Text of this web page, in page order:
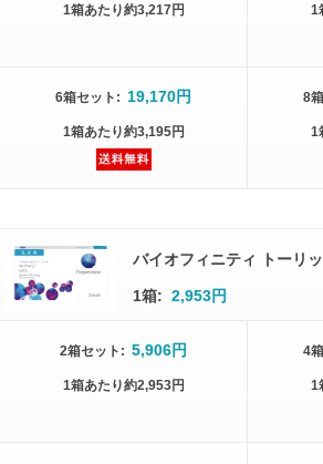
1箱あたり約3,217円 1
6箱セット : 19,170円
1箱あたり約3,195円
8箱
1
バイオフィニティ トーリ
1箱: 2,953円
2箱セット : 5,906円
1箱あたり約2,953円
4箱
1